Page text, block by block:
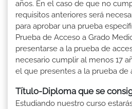
años. En el caso de que no
requisitos anteriores será
para aprobar una prueba
Prueba de Acceso a Grado
presentarse a la prueba de
necesario cumplir al menos 17
el que presentes a la prueba de
Título-Diploma que se
Estudiando nuestro curso